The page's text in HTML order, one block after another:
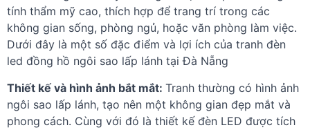
tính thẩm mỹ cao, thích hợp để trang trí trong các
không gian sống, phòng ngủ, hoặc văn phòng làm việc.
Dưới đây là một số đặc điểm và lợi ích của tranh đèn
led đồng hồ ngôi sao lấp lánh tại Đà Nẵng
Thiết kế và hình ảnh bắt mắt: Tranh thường có hình ảnh
ngôi sao lấp lánh, tạo nên một không gian đẹp mắt và
phong cách. Cùng với đó là thiết kế đèn LED được tích